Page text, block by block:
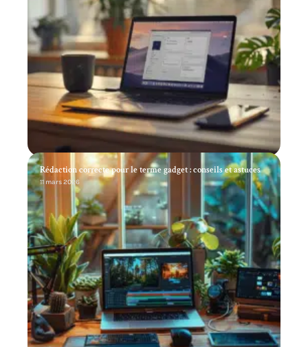
Rédaction correcte pour le terme gadget : conseils et astuces
11 mars 2026